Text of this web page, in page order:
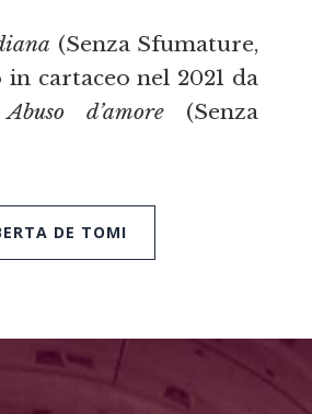
(Senza Sfumature,
cartaceo nel 2021 da
Abuso d’amore(Senza
DE TOMI